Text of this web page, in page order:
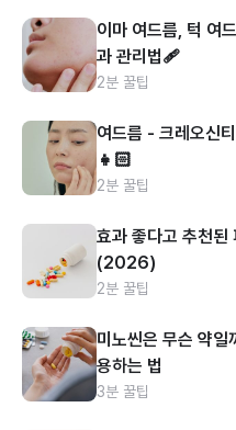
이마 여드름, 턱 여
과 관리법🩹
2분 꿀팁
여드름 - 크레오신
👧🏻
2분 꿀팁
효과 좋다고 추천된
(2026)
2분 꿀팁
미노씬은 무슨 약일
용하는 법
3분 꿀팁